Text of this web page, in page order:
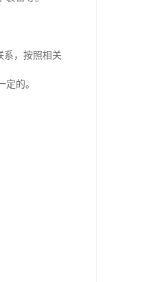
系，按照相关
的。